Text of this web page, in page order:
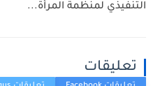
التنفيذي لمنظمة المرأة...
تعليقات